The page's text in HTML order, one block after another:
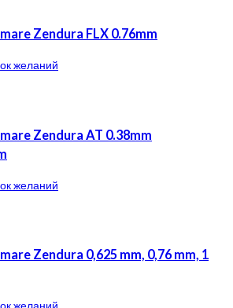
Zendura FLX 0.76mm
желаний
Zendura AT 0.38mm
желаний
Zendura 0,625 mm, 0,76 mm, 1
желаний